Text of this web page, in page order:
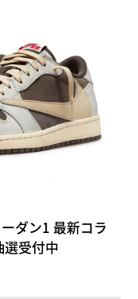
ダン1 最新コラ
受付中